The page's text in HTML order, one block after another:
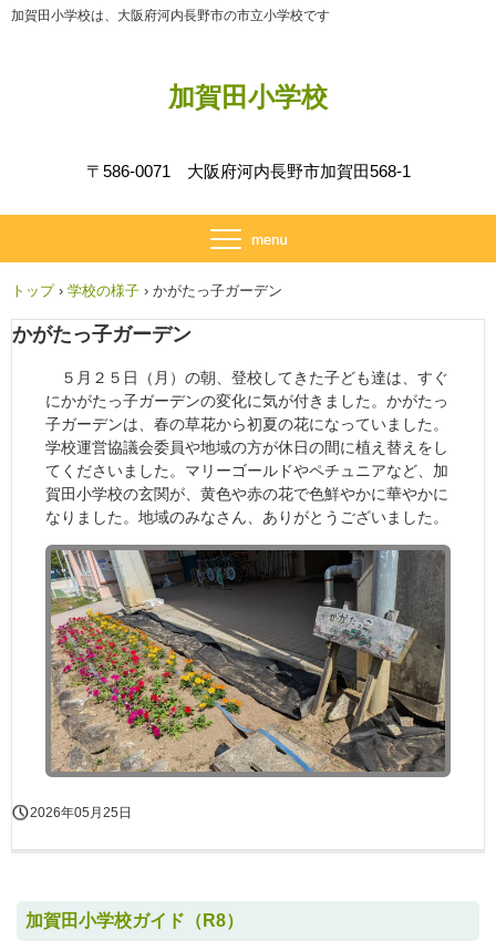
加賀田小学校
加賀田小学校は、大阪府河内長野市の市立小学校です
〒586-0071 大阪府河内長野市加賀田568-1
トップ › 学校の様子 › かがたっ子ガーデン
かがたっ子ガーデン
５月２５日（月）の朝、登校してきた子ども達は、すぐ
にかがたっ子ガーデンの変化に気が付きました。かがたっ
子ガーデンは、春の草花から初夏の花になっていました。
学校運営協議会委員や地域の方が休日の間に植え替えをし
てくださいました。マリーゴールドやペチュニアなど、加
賀田小学校の玄関が、黄色や赤の花で色鮮やかに華やかに
なりました。地域のみなさん、ありがとうございました。
2026年05月25日
加賀田小学校ガイド（R8）